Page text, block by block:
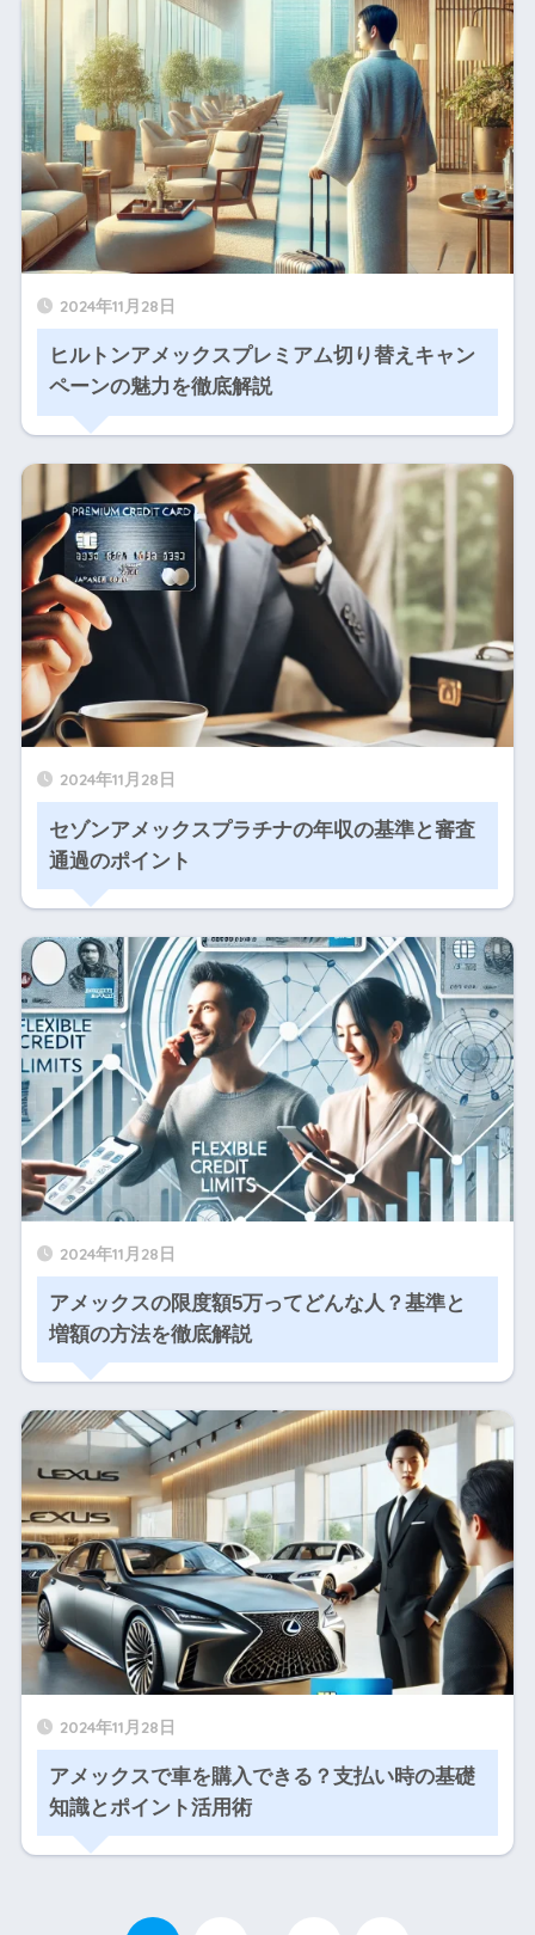
2024年11月28日
ヒルトンアメックスプレミアム切り替えキャン
ペーンの魅力を徹底解説
2024年11月28日
セゾンアメックスプラチナの年収の基準と審査
通過のポイント
2024年11月28日
アメックスの限度額5万ってどんな人？基準と
増額の方法を徹底解説
2024年11月28日
アメックスで車を購入できる？支払い時の基礎
知識とポイント活用術